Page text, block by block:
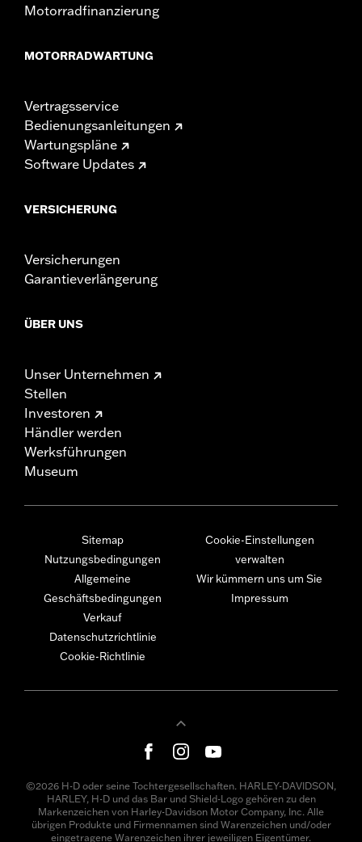
Motorradfinanzierung
MOTORRADWARTUNG
Vertragsservice
Bedienungsanleitungen
Wartungspläne
Software Updates
VERSICHERUNG
Versicherungen
Garantieverlängerung
ÜBER UNS
Unser Unternehmen
Stellen
Investoren
Händler werden
Werksführungen
Museum
Sitemap
Nutzungsbedingungen
Allgemeine
Geschäftsbedingungen
Verkauf
Datenschutzrichtlinie
Cookie-Richtlinie
Cookie-Einstellungen
verwalten
Wir kümmern uns um Sie
Impressum
©2026 H-D oder seine Tochtergesellschaften. HARLEY-DAVIDSON,
HARLEY, H-D und das Bar und Shield-Logo gehören zu den
Markenzeichen von Harley-Davidson Motor Company, Inc. Alle
übrigen Produkte und Firmennamen sind Warenzeichen und/oder
eingetragene Warenzeichen ihrer jeweiligen Eigentümer.